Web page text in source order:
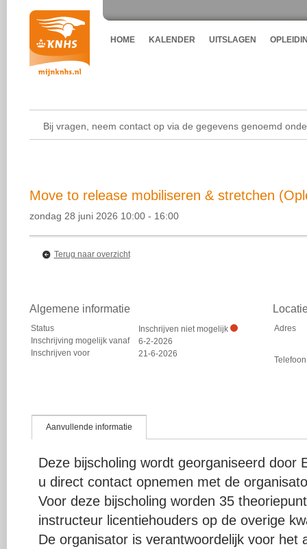
HOME KALENDER UITSLAGEN
Bij vragen, neem contact op via de gegevens genoemd
Move to release mobiliseren & stretchen
zondag 28 juni 2026 10:00 - 16:00
Terug naar overzicht
Algemene informatie
Status
Inschrijven niet mogelijk
Inschrijving mogelijk vanaf
6-2-2026
Inschrijven voor
21-6-2026
Adres
Telefoon
Aanvullende informatie
Deze bijscholing wordt georganiseerd door
u direct contact opnemen met de
Voor deze bijscholing worden 35
instructeur licentiehouders op de overige
De organisator is verantwoordelijk voor het